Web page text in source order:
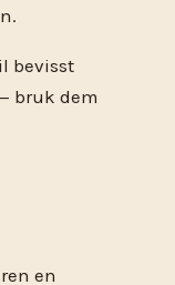
bevisst
bruk dem
en